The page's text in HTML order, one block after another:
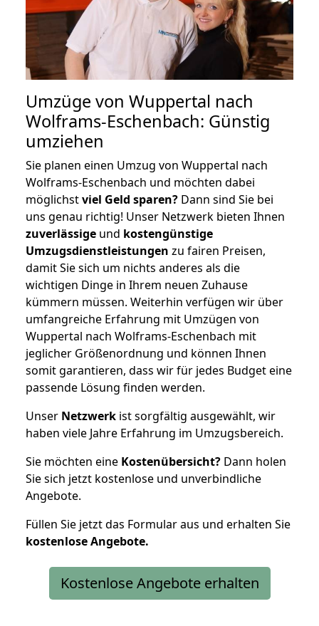
Umzüge von Wuppertal nach
Wolframs-Eschenbach: Günstig
umziehen
Sie planen einen Umzug von Wuppertal nach
Wolframs-Eschenbach und möchten dabei
möglichstviel Geld sparen? Dann sind Sie bei
uns genau richtig! Unser Netzwerk bieten Ihnen
zuverlässige und kostengünstige
Umzugsdienstleistungen zu fairen Preisen,
damit Sie sich um nichts anderes als die
wichtigen Dinge in Ihrem neuen Zuhause
kümmern müssen. Weiterhin verfügen wir über
umfangreiche Erfahrung mit Umzügen von
Wuppertal nach Wolframs-Eschenbach mit
jeglicher Größenordnung und können Ihnen
somit garantieren, dass wir für jedes Budget eine
passende Lösung finden werden.
Unser Netzwerk ist sorgfältig ausgewählt, wir
haben viele Jahre Erfahrung im Umzugsbereich.
Sie möchten eine Kostenübersicht? Dann holen
Sie sich jetzt kostenlose und unverbindliche
Angebote.
Füllen Sie jetzt das Formular aus und erhalten Sie
kostenloseAngebote.
Kostenlose Angebote erhalten